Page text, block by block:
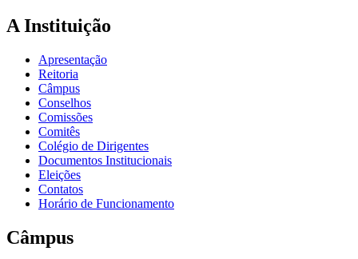
A Instituição
Apresentação
Reitoria
Câmpus
Conselhos
Comissões
Comitês
Colégio de Dirigentes
Documentos Institucionais
Eleições
Contatos
Horário de Funcionamento
Câmpus